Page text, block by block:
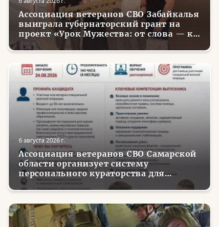
Ассоциация ветеранов СВО Забайкалья
выиграла губернаторский грант на
проект «Урок Мужества: от слова — к
делу»
6 августа 2026 г.
Ассоциация ветеранов СВО Самарской
области организует систему
персонального кураторства для
трудоустройства и социализации
вернувшихся с фронта бойцов